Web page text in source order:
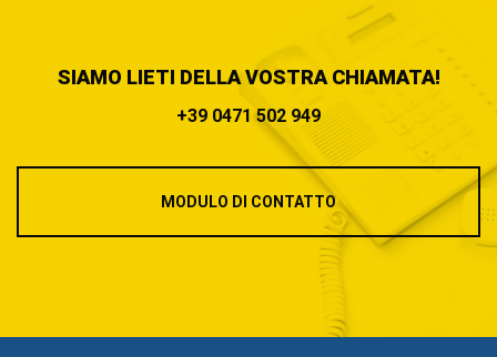
SIAMO LIETI DELLA VOSTRA CHIAMATA!
+39 0471 502 949
MODULO DI CONTATTO